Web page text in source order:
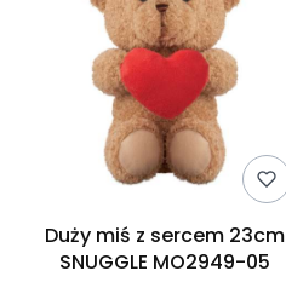
Duży miś z sercem 23cm
SNUGGLE MO2949-05